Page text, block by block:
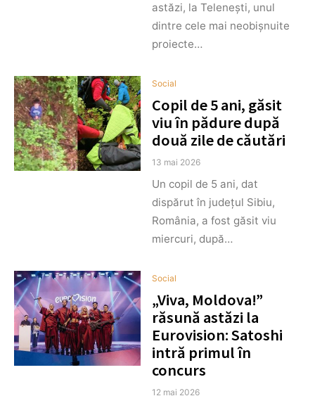
astăzi, la Telenești, unul
dintre cele mai neobișnuite
proiecte…
Social
Copil de 5 ani, găsit
viu în pădure după
două zile de căutări
13 mai 2026
Un copil de 5 ani, dat
dispărut în județul Sibiu,
România, a fost găsit viu
miercuri, după…
Social
„Viva, Moldova!”
răsună astăzi la
Eurovision: Satoshi
intră primul în
concurs
12 mai 2026